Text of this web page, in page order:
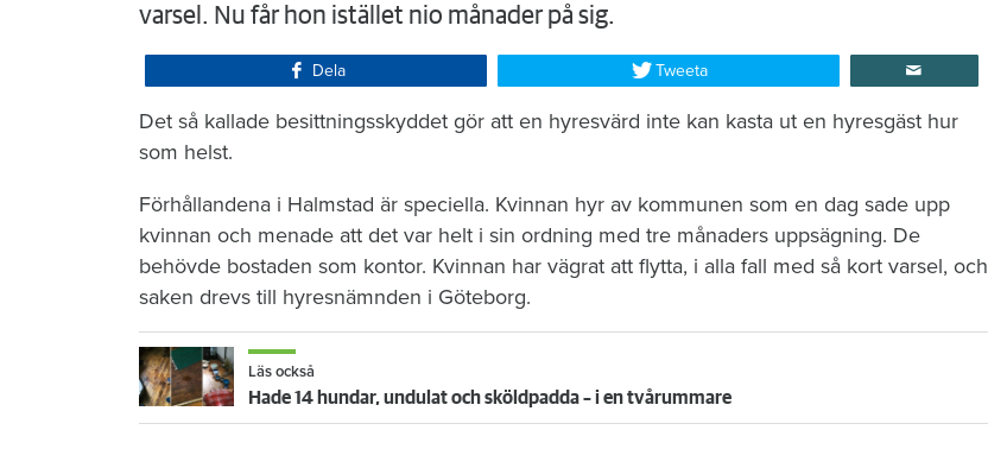
varsel. Nu får hon istället nio månader på sig.
Dela Tweeta
Det så kallade besittningsskyddet gör att en hyresvärd inte kan kasta ut en hyresgäst hur
som helst.
Förhållandena i Halmstad är speciella. Kvinnan hyr av kommunen som en dag sade upp
kvinnan och menade att det var helt i sin ordning med tre månaders uppsägning. De
behövde bostaden som kontor. Kvinnan har vägrat att flytta, i alla fall med så kort varsel, och
saken drevs till hyresnämnden i Göteborg.
Läs också
Hade 14 hundar, undulat och sköldpadda – i en tvårummare